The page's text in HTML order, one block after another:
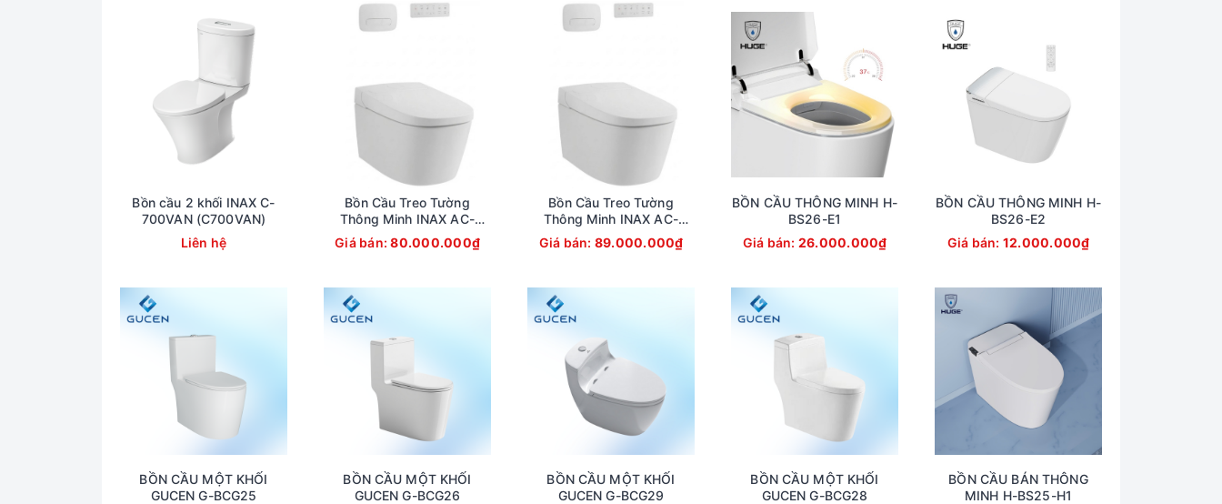
Bồn cầu 2 khối INAX C-
700VAN (C700VAN)
Liên hệ
Bồn Cầu Treo Tường
Thông Minh INAX AC-
820VN (AC820VN)
Giá bán:80.000.000₫
Bồn Cầu Treo Tường
Thông Minh INAX AC-
821VN (AC821VN)
Giá bán: 89.000.000₫
BỒN CẦU THÔNG MINH H-
BS26-E1
Giá bán: 26.000.000₫
BỒN CẦU THÔNG MINH H-
BS26-E2
Giá bán: 12.000.000₫
BỒN CẦU MỘT KHỐI
GUCEN G-BCG25
BỒN CẦU MỘT KHỐI
GUCEN G-BCG26
BỒN CẦU MỘT KHỐI
GUCEN G-BCG29
BỒN CẦU MỘT KHỐI
GUCEN G-BCG28
BỒN CẦU BÁN THÔNG
MINH H-BS25-H1